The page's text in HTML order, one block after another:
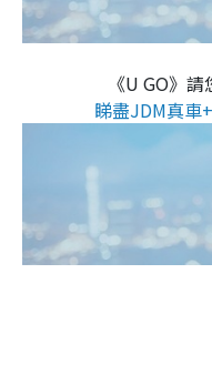
《U GO》
睇盡JDM真